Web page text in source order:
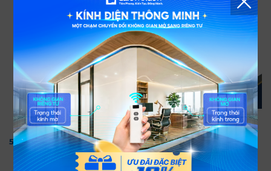
Cửa nhôm thông phòng màu đen 1 cánh mở quay
5.5 Cửa nhôm màu đen 1 cánh chia ô